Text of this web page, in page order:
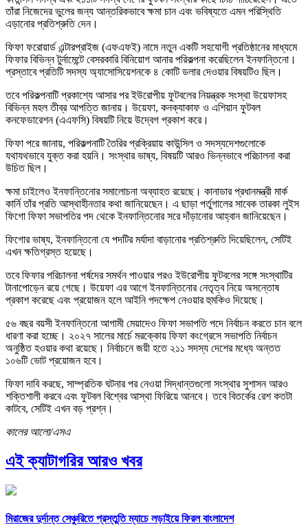
তাঁরা নিজেদের ভুলের জন্য আন্তরিকভাবে ক্ষমা চান এবং ভবিষ্যতে এমন পরিস্থিতি
এড়ানোর প্রতিশ্রুতি দেন।
ফিফা ফরোয়ার্ড এন্টারপ্রাইজ (এফএফই) নামে নতুন একটি সহযোগী প্রতিষ্ঠানের মাধ্যমে
ফিফার বিভিন্ন টুর্নামেন্টে বেসরকারি বিনিয়োগ আনার পরিকল্পনা করেছিলেন ইনফান্তিনো।
প্রস্তাবে প্রতিটি সদস্য অ্যাসোসিয়েশনকে ৪ কোটি ডলার দেওয়ার বিষয়টিও ছিল।
তবে পরিকল্পনাটি প্রকাশ্যে আসার পর ইউরোপীয় ফুটবলের নিয়ন্ত্রক সংস্থা উয়েফাসহ
বিভিন্ন মহল তীব্র আপত্তি জানায়। উয়েফা, কনক্যাকাফ ও এশিয়ান ফুটবল
কনফেডারেশন (এএফসি) বিষয়টি নিয়ে উদ্বেগ প্রকাশ করে।
ফিফা পরে জানায়, পরিকল্পনাটি তৈরির প্রক্রিয়ায় কাউন্সিল ও সদস্যদেশগুলোকে
যথাযথভাবে যুক্ত করা হয়নি। সংস্থার ভাষ্য, বিষয়টি আরও ভিন্নভাবে পরিচালনা করা
উচিত ছিল।
ক্ষমা চাইলেও ইনফান্তিনোর সমালোচনা অব্যাহত রয়েছে। কানাডার প্রধানমন্ত্রী মার্ক
কার্নি তাঁর প্রতি আস্থাহীনতার কথা জানিয়েছেন। এ ছাড়া পর্তুগালের সাবেক তারকা লুইস
ফিগো ফিফা সভাপতির পদ থেকে ইনফান্তিনোর সরে দাঁড়ানোর আহ্বান জানিয়েছেন।
ফিগোর ভাষ্য, ইনফান্তিনো যে পদটির মর্যাদা বাড়ানোর প্রতিশ্রুতি দিয়েছিলেন, সেটিই
এখন ক্ষতিগ্রস্ত হয়েছে।
তবে ফিফার পরিচালনা পর্ষদের সমর্থন পাওয়ার পরও ইউরোপীয় ফুটবলের সঙ্গে সংস্থাটির
টানাপোড়েন রয়ে গেছে। উয়েফা এর আগে ইনফান্তিনোর নেতৃত্ব নিয়ে অসন্তোষ
প্রকাশ করেছে এবং প্রয়োজন হলে আইনি পদক্ষেপ নেওয়ার হুমকিও দিয়েছে।
৫৬ বছর বয়সী ইনফান্তিনো আগামী মেয়াদেও ফিফা সভাপতি পদে নির্বাচন করতে চান বলে
ধারণা করা হচ্ছে। ২০২৭ সালের মার্চে মরক্কোয় ফিফা কংগ্রেসে সভাপতি নির্বাচন
অনুষ্ঠিত হওয়ার কথা রয়েছে। নির্বাচনে জয়ী হতে ২১১ সদস্য দেশের মধ্যে অন্তত
১০৬টি ভোট প্রয়োজন হবে।
ফিফা দাবি করছে, সাম্প্রতিক ঘটনার পর নেওয়া সিদ্ধান্তগুলো সংস্থার সুশাসন আরও
শক্তিশালী করবে এবং ফুটবল বিশ্বের আস্থা ফিরিয়ে আনবে। তবে বিতর্কের রেশ কতটা
কাটবে, সেটিই এখন বড় প্রশ্ন।
কালের আলো/এসএ
এই ক্যাটাগরির আরও খবর
মিরাজের দুর্দান্ত সেঞ্চুরিতে প্রস্তুতি ম্যাচে লড়াইয়ে ফিরল বাংলাদেশ